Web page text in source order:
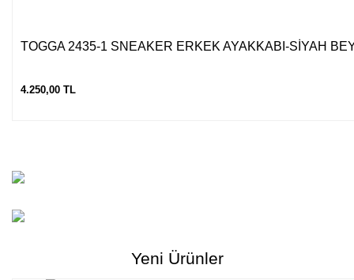
TOGGA 2435-1 SNEAKER ERKEK AYAKKABI-SİYAH
4.250,00 TL
Yeni Ürünler